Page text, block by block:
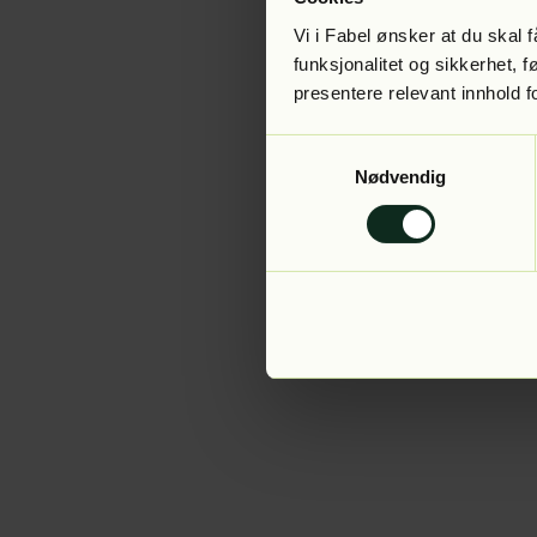
Vi i Fabel ønsker at du skal
funksjonalitet og sikkerhet,
presentere relevant innhold
Nødvendig
Application